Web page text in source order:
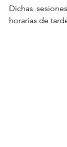
Dichas
horarias de